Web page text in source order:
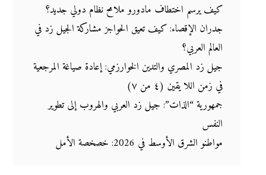
كيف يرسم اختطاف مادورو ملامح نظام دولي جديد؟
جدران الإقصاء: كيف تعيق الحواجز مشاركة الجيل زد في
العالم العربي؟
جيل زد المصري والتدين الخوارزمي: إعادة صياغة المرجعية
في زمن اللا يقين (٤ من ٧)
جمهورية “الذات”: جيل زد العربي والهروب إلى تطوير
النفس
مواطنو الشرق الأوسط في 2026: خصخصة الأمل